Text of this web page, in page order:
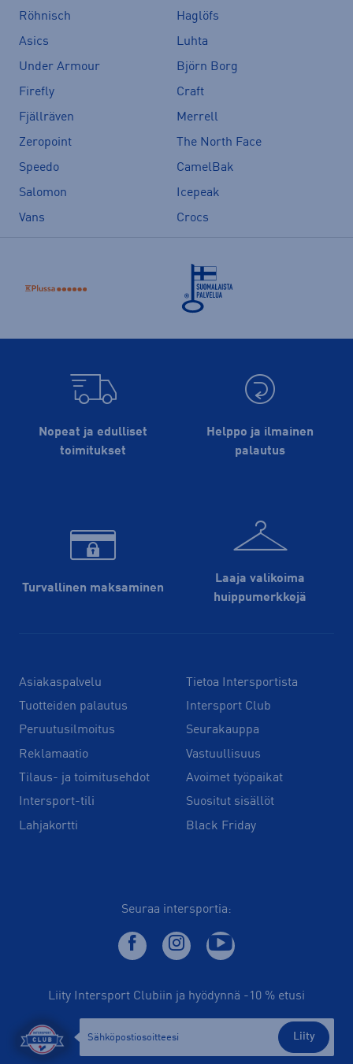
Röhnisch
Haglöfs
Asics
Luhta
Under Armour
Björn Borg
Firefly
Craft
Fjällräven
Merrell
Zeropoint
The North Face
Speedo
CamelBak
Salomon
Icepeak
Vans
Crocs
Nopeat ja edulliset
toimitukset
Helppo ja ilmainen
palautus
Turvallinen maksaminen
Laaja valikoima
huippu­merkkejä
Asiakaspalvelu
Tuotteiden palautus
Peruutusilmoitus
Reklamaatio
Tilaus- ja toimitusehdot
Intersport-tili
Lahjakortti
Tietoa Intersportista
Intersport Club
Seurakauppa
Vastuullisuus
Avoimet työpaikat
Suositut sisällöt
Black Friday
Seuraa intersportia:
Liity Intersport Clubiin ja hyödynnä -10 % etusi
Liity